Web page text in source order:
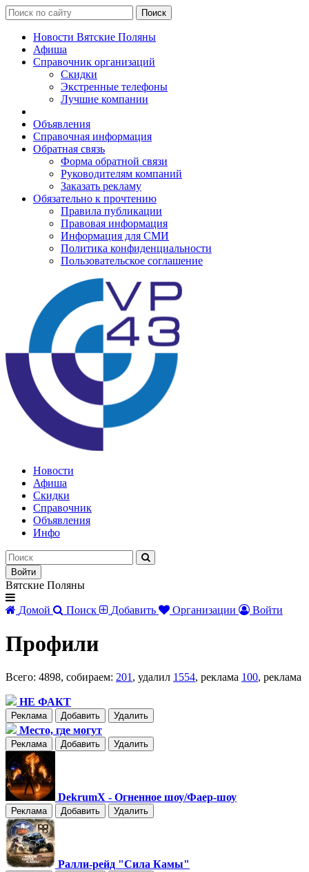
Поиск
Новости Вятские Поляны
Афиша
Справочник организаций
Скидки
Экстренные телефоны
Лучшие компании
Объявления
Справочная информация
Обратная связь
Форма обратной связи
Руководителям компаний
Заказать рекламу
Обязательно к прочтению
Правила публикации
Правовая информация
Информация для СМИ
Политика конфиденциальности
Пользовательское соглашение
Новости
Афиша
Скидки
Справочник
Объявления
Инфо
Войти
Вятские Поляны
Домой Поиск Добавить Организации Войти
Профили
Всего: 4898, собираем: 201, удалил 1554, реклама 100, реклама
НЕ ФАКТ
Реклама Добавить Удалить
Место, где могут
Реклама Добавить Удалить
DekrumX - Огненное шоу/Фаер-шоу
Реклама Добавить Удалить
Ралли-рейд "Сила Камы"